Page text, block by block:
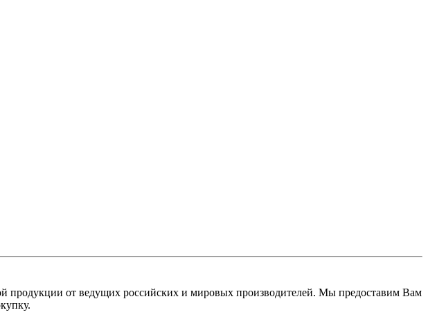
от ведущих российских и мировых производителей. Мы предоставим Вам